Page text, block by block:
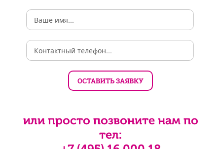
или просто позвоните нам по
тел: